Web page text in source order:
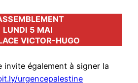
LUNDI 5 MAI
VICTOR-HUGO
invite également à signer la
urgencepalestine